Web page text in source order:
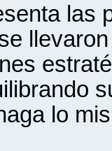
las
lo